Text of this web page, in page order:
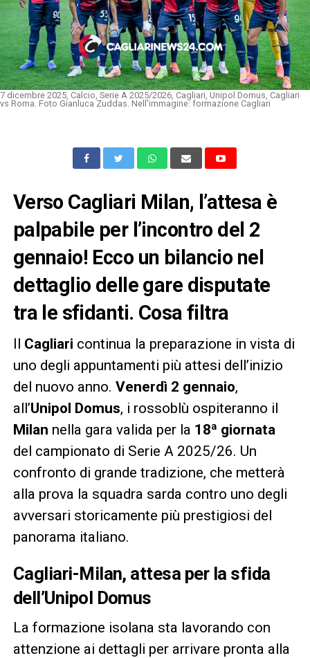
7 dicembre 2025, Calcio, Serie A 2025/2026, Cagliari, Unipol Domus, Cagliari
vs Roma. Foto Gianluca Zuddas. Nell'immagine: formazione Cagliari
Verso Cagliari Milan, l’attesa è
palpabile per l’incontro del 2
gennaio! Ecco un bilancio nel
dettaglio delle gare disputate
tra le sfidanti. Cosa filtra
Il Cagliari continua la preparazione in vista di
uno degli appuntamenti più attesi dell’inizio
del nuovo anno. Venerdì 2 gennaio,
all’Unipol Domus, i rossoblù ospiteranno il
Milan nella gara valida per la 18ª giornata
del campionato di Serie A 2025/26. Un
confronto di grande tradizione, che metterà
alla prova la squadra sarda contro uno degli
avversari storicamente più prestigiosi del
panorama italiano.
Cagliari-Milan, attesa per la sfida
dell’Unipol Domus
La formazione isolana sta lavorando con
attenzione ai dettagli per arrivare pronta alla